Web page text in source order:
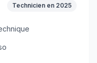
Technicien en 2025